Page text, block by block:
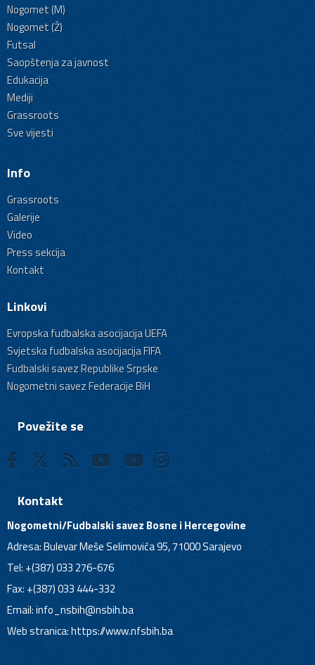
Nogomet (M)
Nogomet (Ž)
Futsal
Saopštenja za javnost
Edukacija
Mediji
Grassroots
Sve vijesti
Info
Grassroots
Galerije
Video
Press sekcija
Kontakt
Linkovi
Evropska fudbalska asocijacija UEFA
Svjetska fudbalska asocijacija FIFA
Fudbalski savez Republike Srpske
Nogometni savez Federacije BiH
Povežite se
Kontakt
Nogometni/Fudbalski savez Bosne i Hercegovine
Adresa: Bulevar Meše Selimovića 95, 71000 Sarajevo
Tel: +(387) 033 276-676
Fax: +(387) 033 444-332
Email:info_nsbih@nsbih.ba
Web stranica: https://www.nfsbih.ba